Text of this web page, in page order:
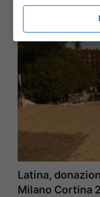
Latina,
Milano Cortina